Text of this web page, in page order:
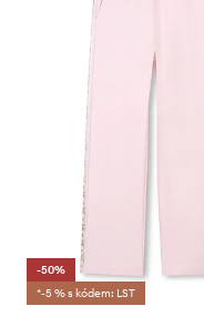
-50%
*-5 % s kódem: LST